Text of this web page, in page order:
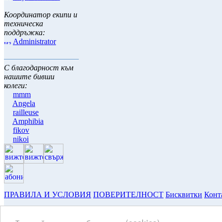
Координатор екипи и
техническа
поддръжка:
Administrator
С благодарност към
нашите бивши
колеги:
mmm
Angela
railleuse
Amphibia
fikov
nikoi
ПРАВИЛА И УСЛОВИЯ ПОВЕРИТЕЛНОСТ Бисквитки
Текстовете и тяхното съдържание са притежание и